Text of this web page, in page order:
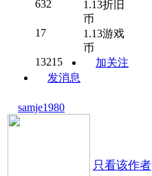
632
1.13折旧
币
17
1.13游戏
币
13215
加关注
发消息
samje1980
只看该作者